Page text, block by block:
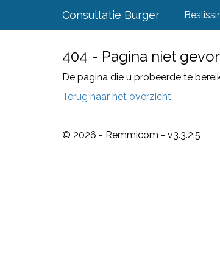
Consultatie Burger
404 - Pagina niet
De pagina die u probeerde te
Terug naar het overzicht.
© 2026 - Remmicom - v3.3.2.5